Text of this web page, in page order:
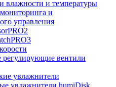
влажности и температуры
и
управления
регулирующие вентили
увлажнители
увлажнители humiDisk